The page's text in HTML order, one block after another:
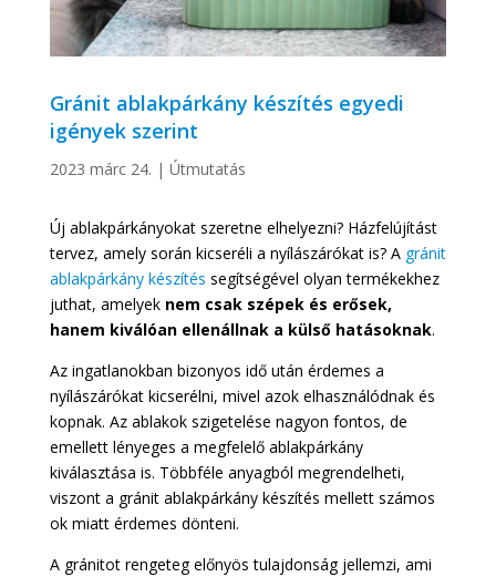
Gránit ablakpárkány készítés egyedi
igények szerint
2023 márc 24. | Útmutatás
Új ablakpárkányokat szeretne elhelyezni? Házfelújítást
tervez, amely során kicseréli a nyílászárókat is? A gránit
ablakpárkány készítés segítségével olyan termékekhez
juthat, amelyek nem csak szépek és erősek,
hanem kiválóan ellenállnak a külső hatásoknak.
Az ingatlanokban bizonyos idő után érdemes a
nyílászárókat kicserélni, mivel azok elhasználódnak és
kopnak. Az ablakok szigetelése nagyon fontos, de
emellett lényeges a megfelelő ablakpárkány
kiválasztása is. Többféle anyagból megrendelheti,
viszont a gránit ablakpárkány készítés mellett számos
ok miatt érdemes dönteni.
A gránitot rengeteg előnyös tulajdonság jellemzi, ami